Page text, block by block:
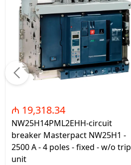
₼ 19,318.34
NW25H14PML2EHH-circuit
breaker Masterpact NW25H1 -
2500 A - 4 poles - fixed - w/o trip
unit